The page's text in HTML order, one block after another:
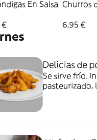
En Salsa
€
Churros
6,95 €
Delicias de
Se sirve frío.
pasteurizado,